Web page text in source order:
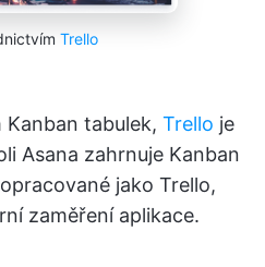
Trello
Kanban tabulek, Trello je
Asana zahrnuje Kanban
jako Trello,
zaměření aplikace.